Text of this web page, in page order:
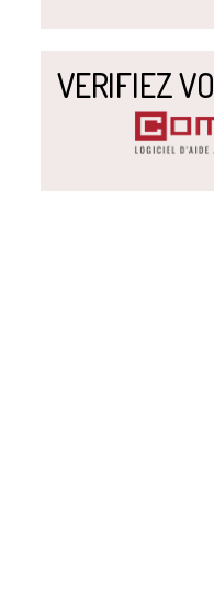
VERIFIEZ